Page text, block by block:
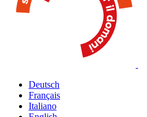
Deutsch
Français
Italiano